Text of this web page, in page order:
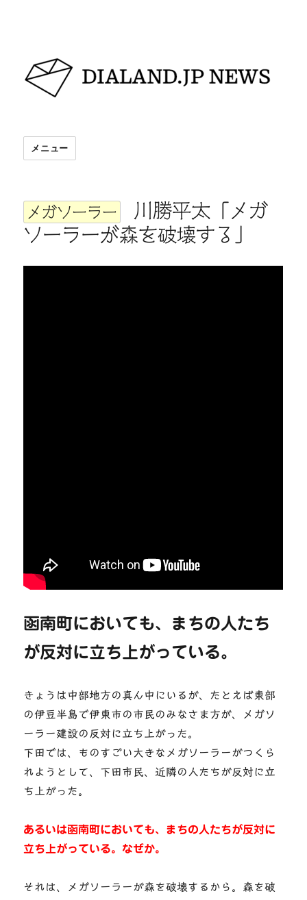
DIALAND.JP NEWS
メニュー
メガソーラー
川勝平太「メガ
ソーラーが森を破壊する」
函南町においても、まちの人たち
が反対に立ち上がっている。
きょうは中部地方の真ん中にいるが、たとえば東部
の伊豆半島で伊東市の市民のみなさま方が、メガソ
ーラー建設の反対に立ち上がった。
下田では、ものすごい大きなメガソーラーがつくら
れようとして、下田市民、近隣の人たちが反対に立
ち上がった。
あるいは函南町においても、まちの人たちが反対に
立ち上がっている。なぜか。
それは、メガソーラーが森を破壊するから。森を破